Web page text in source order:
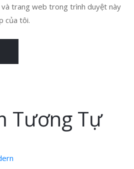
trang web trong trình duyệt này
của tôi.
Tương Tự